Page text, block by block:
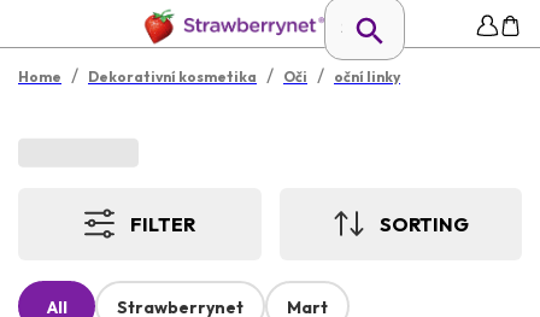
Home / Dekorativní kosmetika / Oči / oční linky
FILTER SORTING
All Strawberrynet Mart